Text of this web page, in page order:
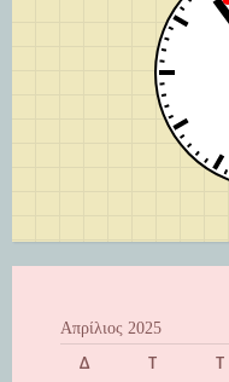
Απρίλιος 2025
Δ Τ Τ